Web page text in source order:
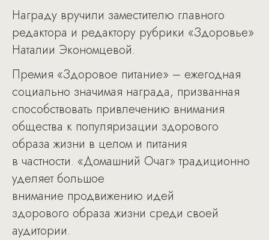
Награду вручили заместителю главного
редактора и редактору рубрики «Здоровье»
Наталии Экономцевой.
Премия «Здоровое питание» – ежегодная
социально значимая награда, призванная
способствовать привлечению внимания
общества к популяризации здорового
образа жизни в целом и питания
в частности. «Домашний Очаг» традиционно
уделяет большое
внимание продвижению идей
здорового образа жизни среди своей
аудитории.